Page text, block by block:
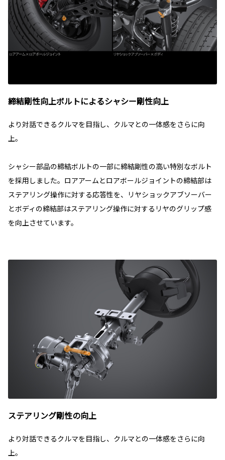
締結剛性向上ボルトによるシャシー剛性向上
より対話できるクルマを目指し、クルマとの一体感をさらに向
上。
シャシー部品の締結ボルトの一部に締結剛性の高い特別なボルト
を採用しました。ロアアームとロアボールジョイントの締結部は
ステアリング操作に対する応答性を、リヤショックアブソーバー
とボディの締結部はステアリング操作に対するリヤのグリップ感
を向上させています。
ステアリング剛性の向上
より対話できるクルマを目指し、クルマとの一体感をさらに向
上。